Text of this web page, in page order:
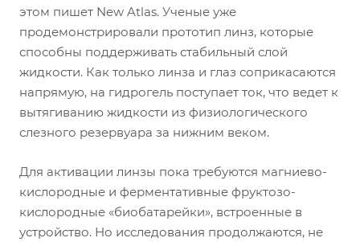
этом пишет New Atlas. Ученые уже
продемонстрировали прототип линз, которые
способны поддерживать стабильный слой
жидкости. Как только линза и глаз соприкасаются
напрямую, на гидрогель поступает ток, что ведет к
вытягиванию жидкости из физиологического
слезного резервуара за нижним веком.
Для активации линзы пока требуются магниево-
кислородные и ферментативные фруктозо-
кислородные «биобатарейки», встроенные в
устройство. Но исследования продолжаются, не